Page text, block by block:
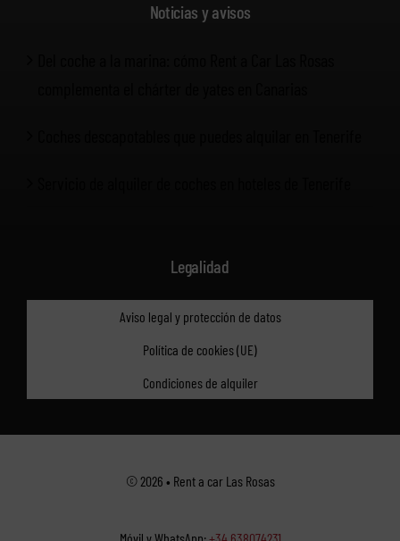
Noticias y avisos
Legalidad
Aviso legal y protección de datos
Política de cookies (UE)
Condiciones de alquiler
© 2026 • Rent a car Las Rosas